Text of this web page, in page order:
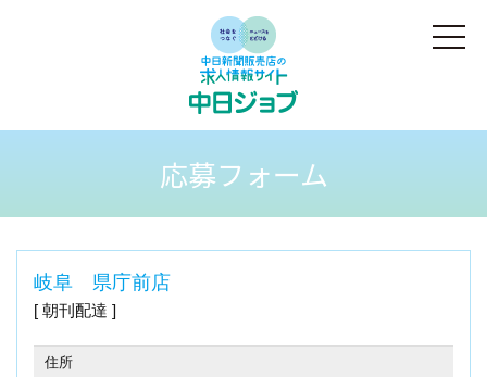
応募フォーム
岐阜 県庁前店
朝刊配達
住所